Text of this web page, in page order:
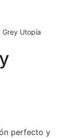
Grey Utopía
perfecto y